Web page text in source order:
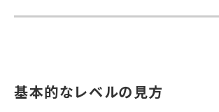
基本的なレベルの見方